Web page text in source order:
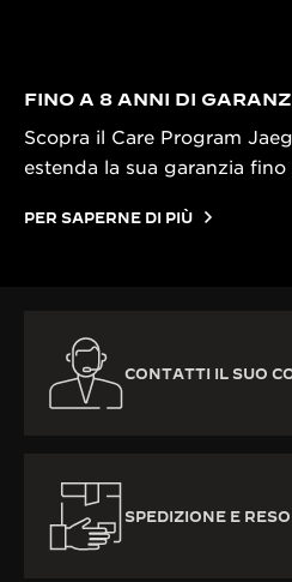
FINO A 8 ANNI DI
Scopra il Care Program
estenda la sua garanzia fino
PER SAPERNE DI PIÙ
CONTATTI IL SUO
SPEDIZIONE E